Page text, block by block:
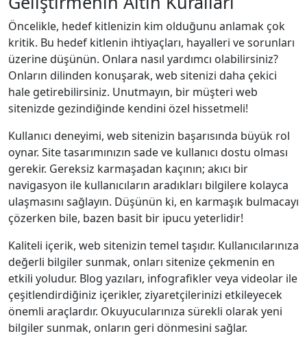
Öncelikle, hedef kitlenizin kim olduğunu anlamak çok
kritik. Bu hedef kitlenin ihtiyaçları, hayalleri ve sorunları
üzerine düşünün. Onlara nasıl yardımcı olabilirsiniz?
Onların dilinden konuşarak, web sitenizi daha çekici
hale getirebilirsiniz. Unutmayın, bir müşteri web
sitenizde gezindiğinde kendini özel hissetmeli!
Kullanıcı deneyimi, web sitenizin başarısında büyük rol
oynar. Site tasarımınızın sade ve kullanıcı dostu olması
gerekir. Gereksiz karmaşadan kaçının; akıcı bir
navigasyon ile kullanıcıların aradıkları bilgilere kolayca
ulaşmasını sağlayın. Düşünün ki, en karmaşık bulmacayı
çözerken bile, bazen basit bir ipucu yeterlidir!
Kaliteli içerik, web sitenizin temel taşıdır. Kullanıcılarınıza
değerli bilgiler sunmak, onları sitenize çekmenin en
etkili yoludur. Blog yazıları, infografikler veya videolar ile
çeşitlendirdiğiniz içerikler, ziyaretçilerinizi etkileyecek
önemli araçlardır. Okuyucularınıza sürekli olarak yeni
bilgiler sunmak, onların geri dönmesini sağlar.